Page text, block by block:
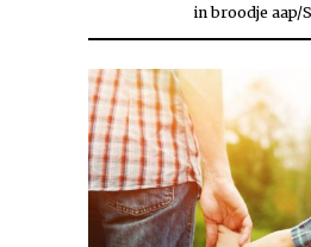
in broodje aap/